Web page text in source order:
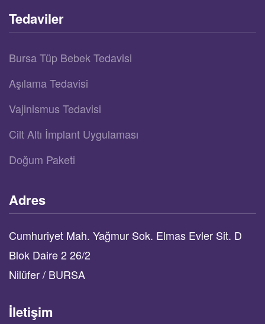
Tedaviler
Bursa Tüp Bebek Tedavisi
Aşılama Tedavisi
Vajinismus Tedavisi
Cilt Altı İmplant Uygulaması
Doğum Paketi
Adres
Cumhuriyet Mah. Yağmur Sok. Elmas Evler Sit. D
Blok Daire 2 26/2
Nilüfer / BURSA
İletişim